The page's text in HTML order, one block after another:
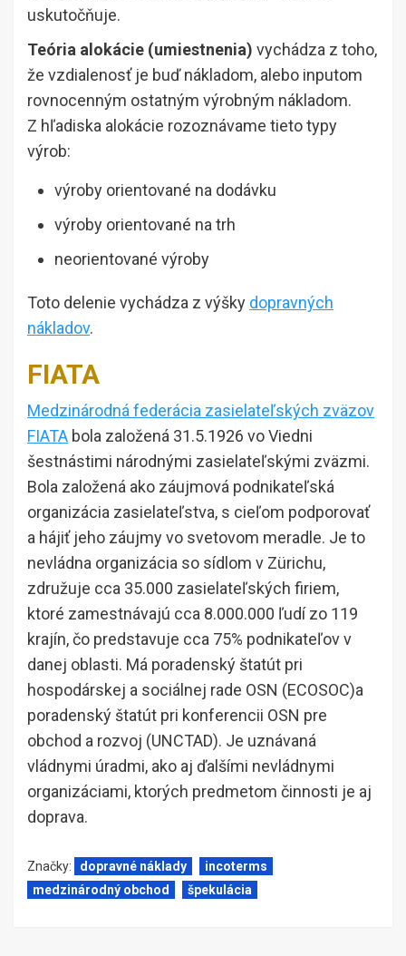
uskutočňuje.
Teória alokácie (umiestnenia) vychádza z toho,
že vzdialenosť je buď nákladom, alebo inputom
rovnocenným ostatným výrobným nákladom.
Z hľadiska alokácie rozoznávame tieto typy
výrob:
výroby orientované na dodávku
výroby orientované na trh
neorientované výroby
Toto delenie vychádza z výšky dopravných
nákladov.
FIATA
Medzinárodná federácia zasielateľských zväzov
FIATA bola založená 31.5.1926 vo Viedni
šestnástimi národnými zasielateľskými zväzmi.
Bola založená ako záujmová podnikateľská
organizácia zasielateľstva, s cieľom podporovať
a hájiť jeho záujmy vo svetovom meradle. Je to
nevládna organizácia so sídlom v Zürichu,
združuje cca 35.000 zasielateľských firiem,
ktoré zamestnávajú cca 8.000.000 ľudí zo 119
krajín, čo predstavuje cca 75% podnikateľov v
danej oblasti. Má poradenský štatút pri
hospodárskej a sociálnej rade OSN (ECOSOC)a
poradenský štatút pri konferencii OSN pre
obchod a rozvoj (UNCTAD). Je uznávaná
vládnymi úradmi, ako aj ďalšími nevládnymi
organizáciami, ktorých predmetom činnosti je aj
doprava.
Značky: dopravné náklady
incoterms
medzinárodný obchod
špekulácia